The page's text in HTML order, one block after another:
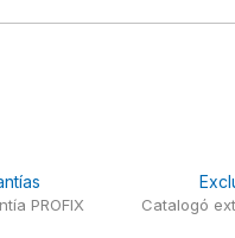
PROFIX Catalogó